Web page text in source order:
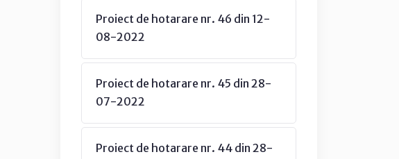
Proiect de hotarare nr. 46 din 12-
08-2022
Proiect de hotarare nr. 45 din 28-
07-2022
Proiect de hotarare nr. 44 din 28-